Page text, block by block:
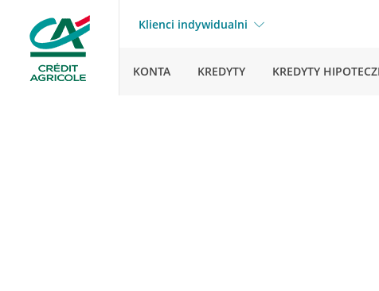
Klienci indywidualni
KONTA KREDYTY KREDYTY